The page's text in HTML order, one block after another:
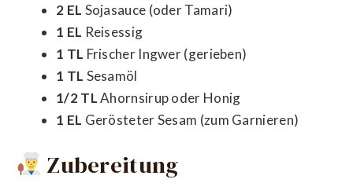
2 EL Sojasauce (oder Tamari)
1 EL Reisessig
1 TL Frischer Ingwer (gerieben)
1 TL Sesamöl
1/2 TLAhornsirup oder Honig
1 EL Gerösteter Sesam (zum Garnieren)
Zubereitung